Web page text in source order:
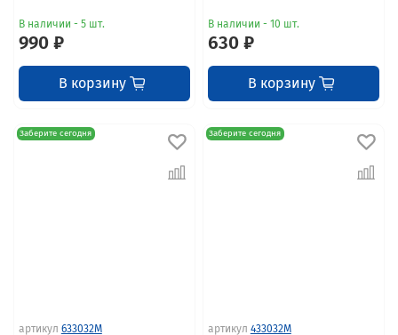
В наличии - 5 шт.
990 ₽
В корзину
В наличии - 10 шт.
630 ₽
В корзину
Заберите сегодня
артикул 633032M
Заберите сегодня
артикул 433032M